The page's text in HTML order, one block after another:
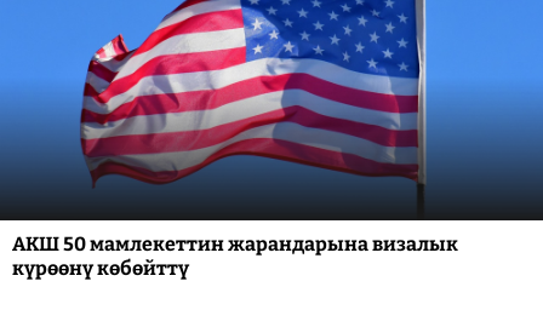
АКШ 50 мамлекеттин жарандарына визалык
күрөөнү көбөйттү